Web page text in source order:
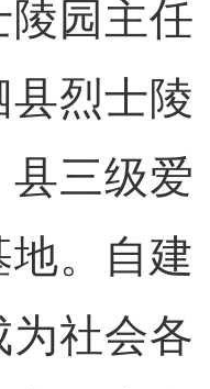
园主任
烈士陵
县三级爱
地。自建
为社会各